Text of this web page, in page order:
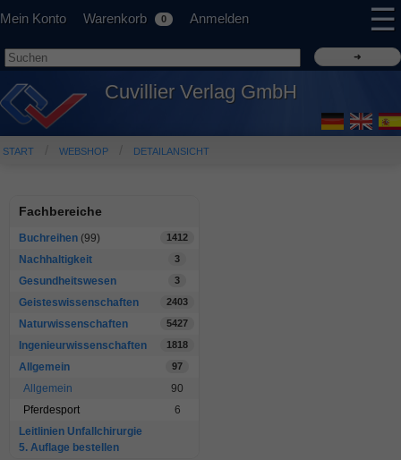
Mein Konto Warenkorb 0 Anmelden ☰
Cuvillier Verlag GmbH
START WEBSHOP DETAILANSICHT
Fachbereiche
Buchreihen (99) 1412
Nachhaltigkeit 3
Gesundheitswesen 3
Geisteswissenschaften 2403
Naturwissenschaften 5427
Ingenieurwissenschaften 1818
Allgemein 97
Allgemein
90
Pferdesport
6
Leitlinien Unfallchirurgie
5. Auflage bestellen